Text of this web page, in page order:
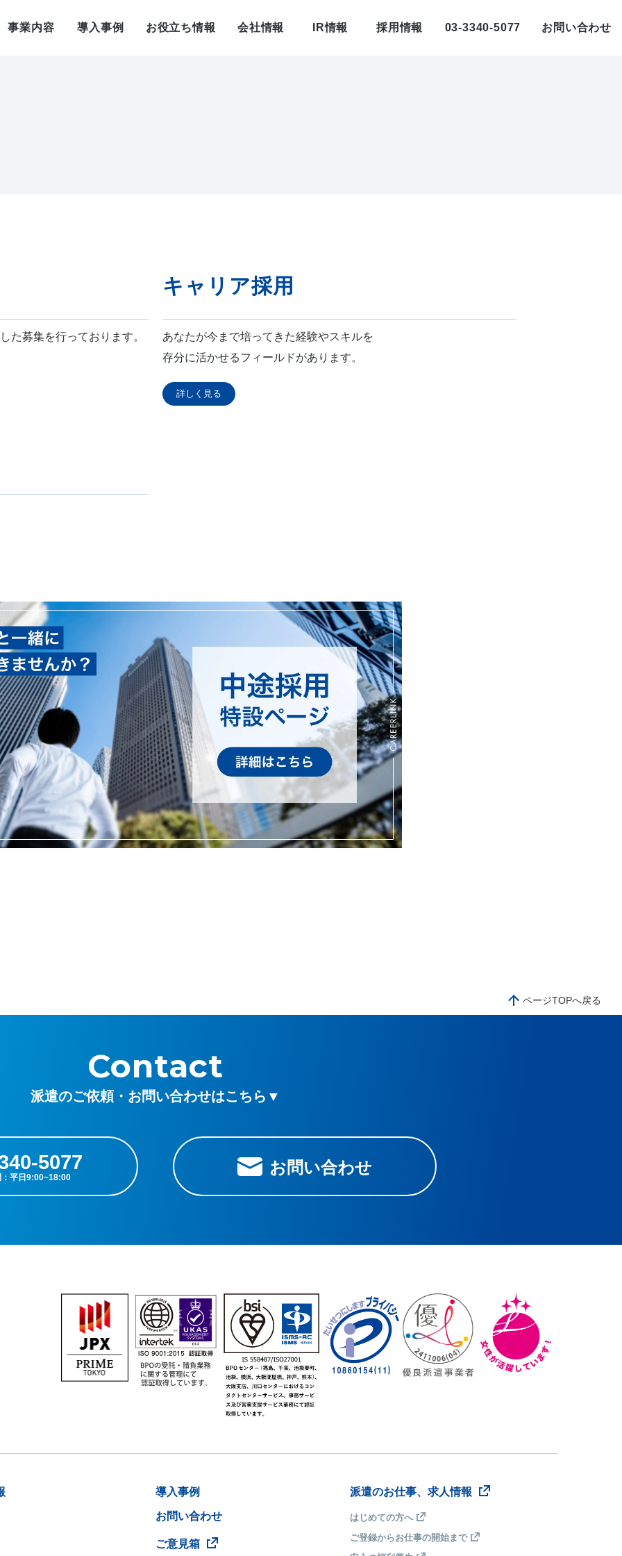
事業内容 導入事例 お役立ち情報 会社情報 IR情報 採用情報 03-3340-5077 お問い合わせ
た募集を行っております。
キャリア採用
あなたが今まで培ってきた経験やスキルを
存分に活かせるフィールドがあります。
詳しく見る
ページTOPへ戻る
Contact
派遣のご依頼・お問い合わせはこちら▼
5077 お問い合わせ
導入事例
お問い合わせ
ご意見箱
派遣のお仕事、求人情報
はじめての方へ
ご登録からお仕事の開始まで